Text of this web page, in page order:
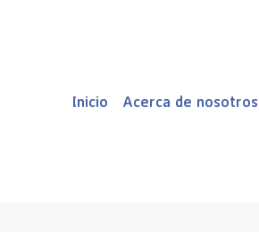
Inicio Acerca de nosotros